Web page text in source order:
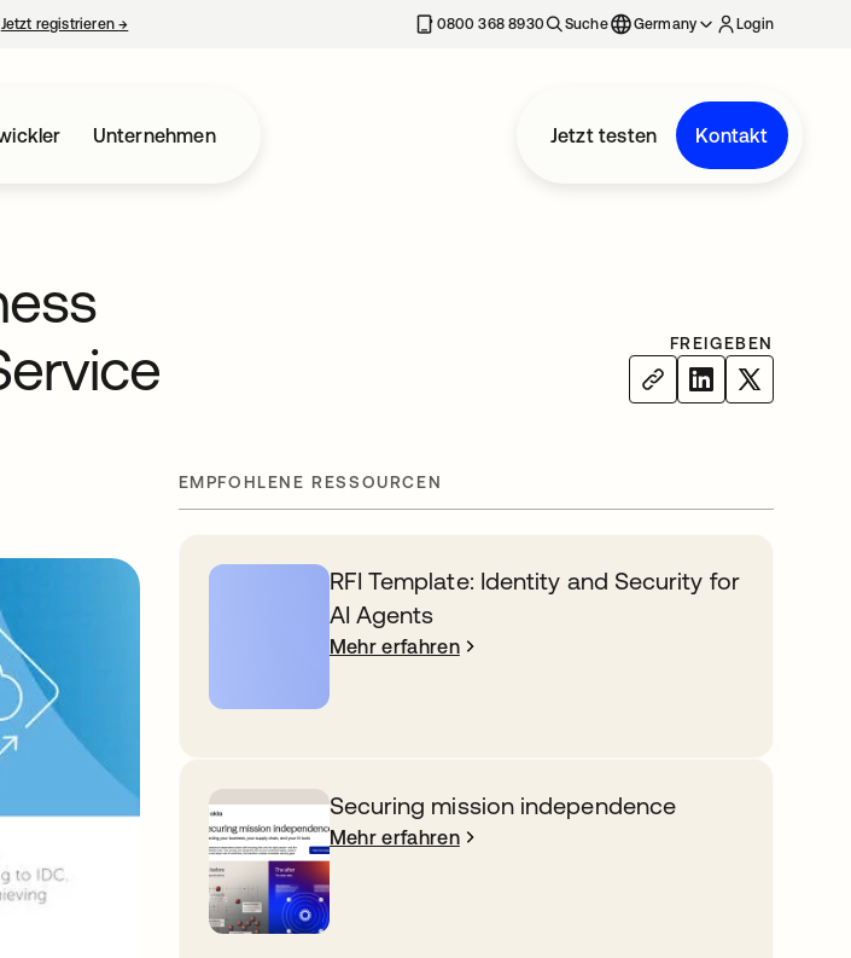
Jetzt registrieren→ 0800 368 8930 Suche Germany Login
Unternehmen Jetzt testen Kontakt
FREIGEBEN
EMPFOHLENE RESSOURCEN
RFI Template: Identity and Security for
AI Agents
Mehr erfahren
Securing mission independence
Mehr erfahren